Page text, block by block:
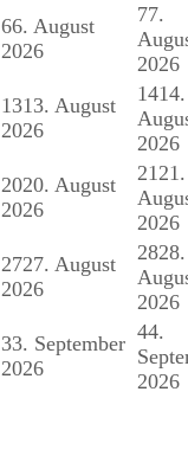
66. August
2026
77.
2026
1313. August
2026
1414.
2026
2020. August
2026
21 21.
2026
2727. August
2026
2828.
2026
33. September
2026
44.
2026